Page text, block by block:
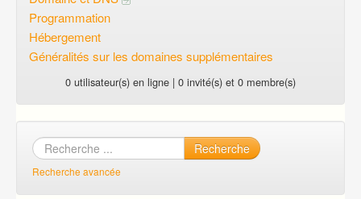
Programmation
Hébergement
Généralités sur les domaines supplémentaires
0 utilisateur(s) en ligne | 0 invité(s) et 0 membre(s)
Recherche
Recherche avancée